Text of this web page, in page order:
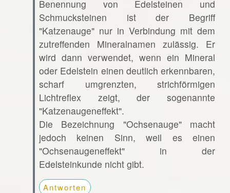
Benennung von Edelsteinen und
Schmucksteinen ist der Begriff
"Katzenauge" nur in Verbindung mit dem
zutreffenden Mineralnamen zulässig. Er
wird dann verwendet, wenn ein Mineral
oder Edelstein einen deutlich erkennbaren,
scharf umgrenzten, strichförmigen
Lichtreflex zeigt, der sogenannte
"Katzenaugeneffekt".
Die Bezeichnung "Ochsenauge" macht
jedoch keinen Sinn, weil es einen
"Ochsenaugeneffekt" in der
Edelsteinkunde nicht gibt.
Antworten